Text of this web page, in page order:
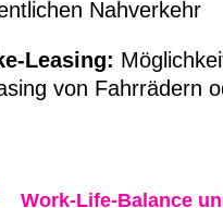
Nahverkehr
Leasing:
von Fahrrädern
Work-Life-Balance